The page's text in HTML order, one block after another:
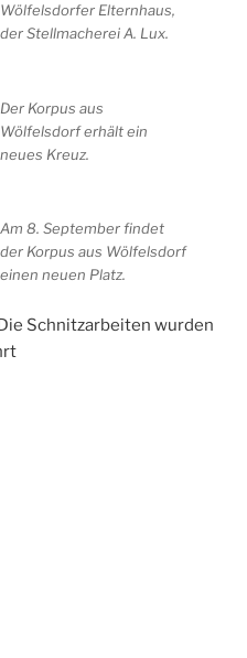
Wölfelsdorfer Elternhaus,
der Stellmacherei A. Lux.
Der Korpus aus
Wölfelsdorf erhält ein
neues Kreuz.
Am 8. September findet
der Korpus aus Wölfelsdorf
einen neuen Platz.
Schnitzarbeiten wurden